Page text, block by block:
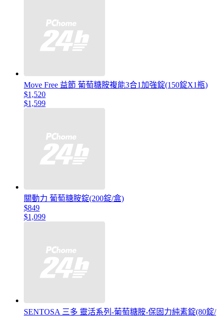
Move Free 益節 葡萄糖胺複能3合1加強錠(150錠X1瓶)
$1,520
$1,599
關動力 葡萄糖胺錠(200錠/盒)
$849
$1,099
SENTOSA 三多 靈活系列-葡萄糖胺-保固力純素錠(80錠/